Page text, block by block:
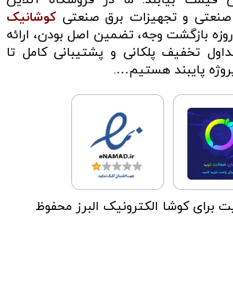
و تجهیزات برق صنعتی کوشانیک
به چهار اصل ضمانت 7روزه بازگشت وجه، تضمین اصل بودن، ارائه
تخفیف پلکانی و پشتیبانی کامل تا
پایبند هستیم….
برای کوشا الکترونیک البرز محفوظ